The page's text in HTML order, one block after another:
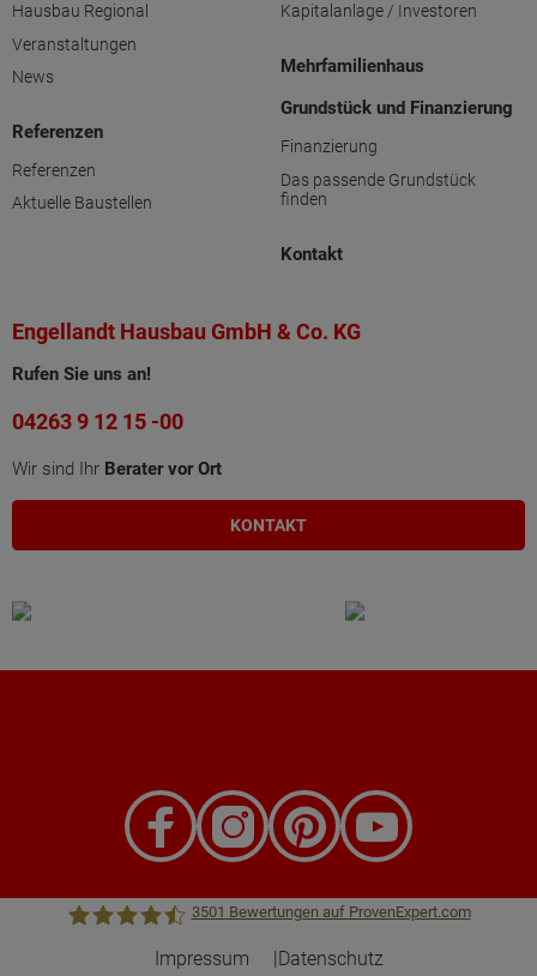
Hausbau Regional
Veranstaltungen
News
Referenzen
Referenzen
Aktuelle Baustellen
Kapitalanlage / Investoren
Mehrfamilienhaus
Grundstück und Finanzierung
Finanzierung
Das passende Grundstück
finden
Kontakt
Engellandt Hausbau GmbH & Co. KG
Rufen Sie uns an!
04263 9 12 15 -00
Wir sind Ihr Berater vor Ort
KONTAKT
3501 Bewertungen auf ProvenExpert.com
Impressum Datenschutz